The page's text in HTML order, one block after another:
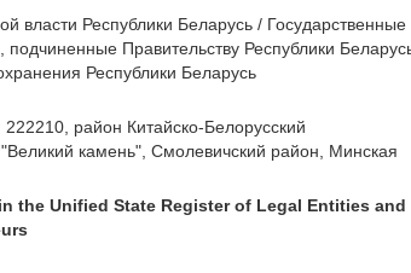
власти Республики Беларусь / Государственные
подчиненные Правительству Республики
Республики Беларусь
222210, район Китайско-Белорусский
камень", Смолевичский район, Минская
the Unified State Register of Legal Entities and